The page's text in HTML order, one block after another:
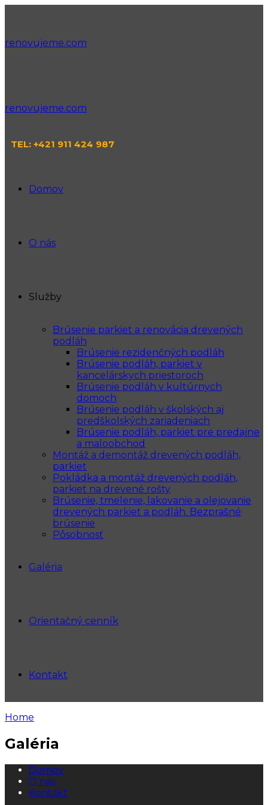
renovujeme.com
renovujeme.com
TEL: +421 911 424 987
Domov
O nás
Služby
Brúsenie parkiet a renovácia drevených
podláh
Brúsenie rezidenčných podláh
Brúsenie podláh, parkiet v
kancelárskych priestoroch
Brúsenie podláh v kultúrnych
domoch
Brúsenie podláh v školských aj
predškolských zariadeniach
Brúsenie podláh, parkiet pre predajne
a maloobchod
Montáž a demontáž drevených podláh,
parkiet
Pokládka a montáž drevených podláh,
parkiet na drevené rošty
Brúsenie, tmelenie, lakovanie a olejovanie
drevených parkiet a podláh. Bezprašné
brúsenie
Pôsobnosť
Galéria
Orientačný cenník
Kontakt
Home
Galéria
Domov
O nás
Kontakt